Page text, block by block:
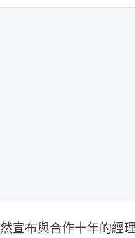
宣布與合作十年的經